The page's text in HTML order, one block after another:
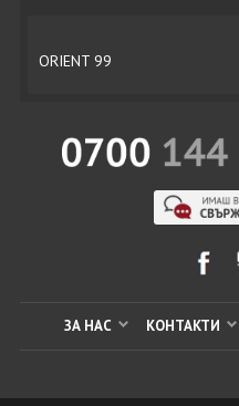
ORIENT 99
ЗА НАС КОНТАКТИ